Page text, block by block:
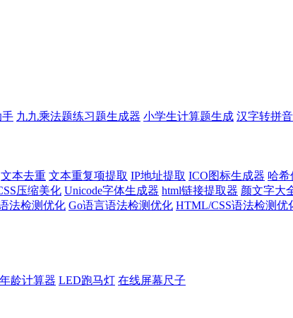
手 九九乘法题练习题生成器 小学生计算题生成 汉字转拼音
文本去重 文本重复项提取 IP地址提取 ICO图标生成器 哈希
压缩美化 Unicode字体生成器 html链接提取器 颜文字大
法检测优化 Go语言语法检测优化 HTML/CSS语法检测优
年龄计算器 LED跑马灯 在线屏幕尺子